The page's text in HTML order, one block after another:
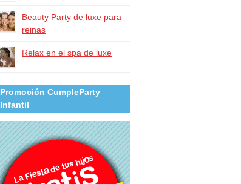
Beauty Party de luxe para
reinas
Relax en el spa de luxe
Promoción CumpleParty
Infantil